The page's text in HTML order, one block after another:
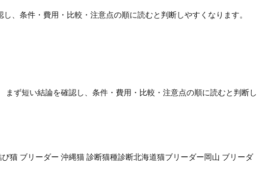
、条件・費用・比較・注意点の順に読むと判断しやすくなります。
ず短い結論を確認し、条件・費用・比較・注意点の順に読むと判断し
び猫 ブリーダー 沖縄猫 診断猫種診断北海道猫ブリーダー岡山 ブリーダ